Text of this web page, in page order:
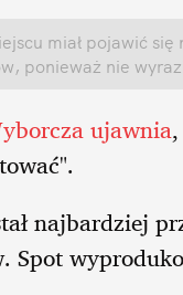
miał pojawić
ponieważ nie
ujawnia
najbardziej
Spot